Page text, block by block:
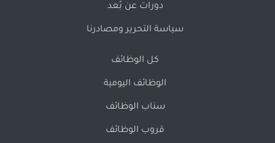
دورات عن بُعد
سياسة التحرير ومصادرنا
كل الوظائف
الوظائف اليومية
سناب الوظائف
قروب الوظائف